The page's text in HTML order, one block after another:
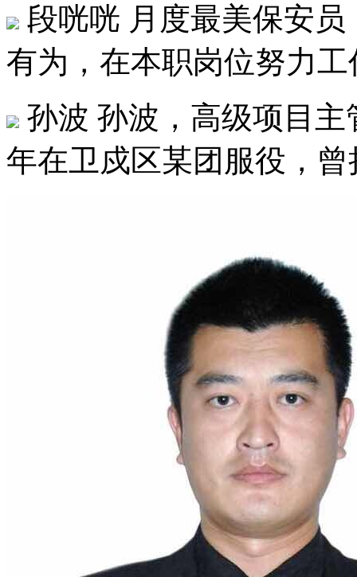
段咣咣 月度最美保安
有为，在本职岗位努力工
孙波 孙波，高级项目主
年在卫戍区某团服役，曾